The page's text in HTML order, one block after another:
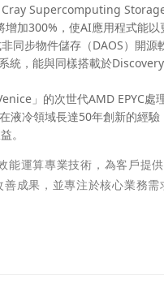
Cray Supercomputing
加300%，使AI應用程式能
同步物件儲存（DAOS）開
統，能與同樣搭載於
」的次世代AMD EPYC處
液冷領域長達50年創新的經
。
運算專業技術，為客戶提
成果，並專注於核心業務需